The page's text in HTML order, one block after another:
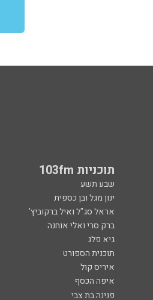
תוכניות 103fm
שבע תשע
ינון מגל ובן כספית
אראל סג"ל ואיל ברקוביץ'
ברק סרי ואלי אוחנה
גיא פלג
תוכנית הספורט
איריס קול
איפה הכסף
פנינה בת צבי